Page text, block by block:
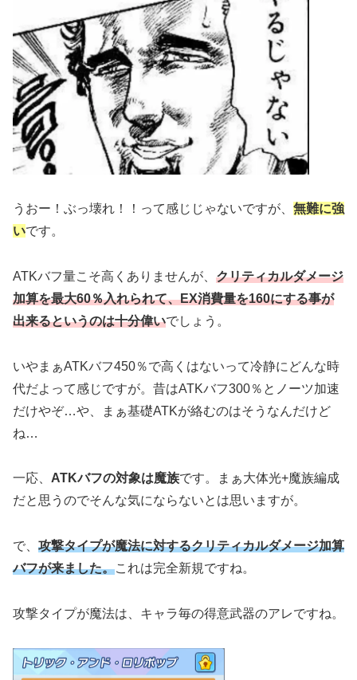
うおー！ぶっ壊れ！！って感じじゃないですが、 無難に強
いです。
ATKバフ量こそ高くありませんが、 クリティカルダメージ
加算を最大60％入れられて、EX消費量を160にする事が
出来るというのは十分偉いでしょう。
いやまぁATKバフ450％で高くはないって冷静にどんな時
代だよって感じですが。昔はATKバフ300％とノーツ加速
だけやぞ…や、まぁ基礎ATKが絡むのはそうなんだけど
ね…
一応、 ATKバフの対象は魔族です。まぁ大体光+魔族編成
だと思うのでそんな気にならないとは思いますが。
で、 攻撃タイプが魔法に対するクリティカルダメージ加算
バフが来ました。これは完全新規ですね。
攻撃タイプが魔法は、キャラ毎の得意武器のアレですね。